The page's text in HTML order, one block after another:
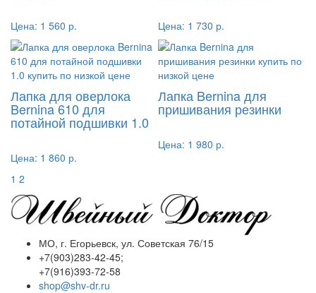
Цена: 1 560 р. Цена: 1 730 р.
Лапка для оверлока
Bernina 610 для
потайной подшивки 1.0
Цена: 1 860 р.
Лапка Bernina для
пришивания резинки
Цена: 1 980 р.
1 2
МО, г. Егорьевск, ул. Советская 76/15
+7(903)283-42-45;
+7(916)393-72-58
shop@shv-dr.ru